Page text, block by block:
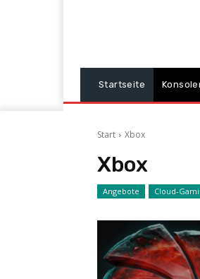
Startseite
Start Xbox
Xbox
Angebote Cloud-